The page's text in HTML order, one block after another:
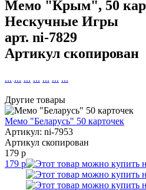
Мемо "Крым", 50
Нескучные Игры
арт. ni-7829
Артикул скопирован
... ... ... ... ... ... ...
Другие товары
Мемо "Беларусь" 50 карточек
Артикул: ni-7953
Артикул скопирован
179 р
179 р